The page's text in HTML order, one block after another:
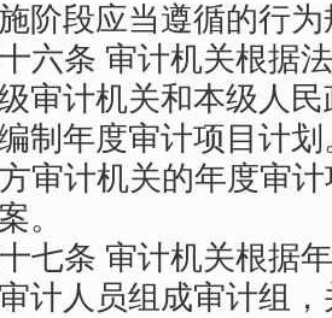
阶段应当遵循的行为
六条 审计机关根据
审计机关和本级人
制年度审计项目计划
审计机关的年度审计
。
七条 审计机关根据
计人员组成审计组